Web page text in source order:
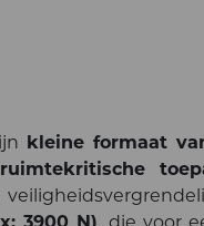
kleine formaat